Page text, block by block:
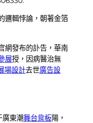
邏輯悖論，朝著金箔
網發布的訃告，華南
展授，因病醫治無
場設計去世廣告設
廣東潮舞台背板陽，